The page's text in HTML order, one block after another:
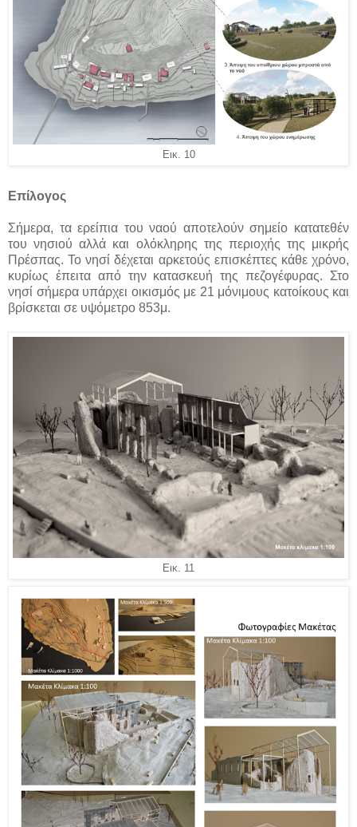
Εικ. 10
Επίλογος
Σήμερα, τα ερείπια του ναού αποτελούν σημείο κατατεθέν
του νησιού αλλά και ολόκληρης της περιοχής της μικρής
Πρέσπας. Το νησί δέχεται αρκετούς επισκέπτες κάθε χρόνο,
κυρίως έπειτα από την κατασκευή της πεζογέφυρας. Στο
νησί σήμερα υπάρχει οικισμός με 21 μόνιμους κατοίκους και
βρίσκεται σε υψόμετρο 853μ.
Εικ. 11